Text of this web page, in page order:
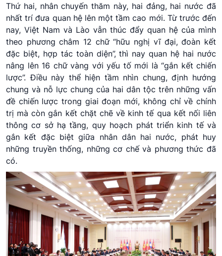
Thứ hai, nhân chuyến thăm này, hai đảng, hai nước đã
nhất trí đưa quan hệ lên một tầm cao mới. Từ trước đến
nay, Việt Nam và Lào vẫn thúc đẩy quan hệ của mình
theo phương châm 12 chữ “hữu nghị vĩ đại, đoàn kết
đặc biệt, hợp tác toàn diện”, thì nay quan hệ hai nước
nâng lên 16 chữ vàng với yếu tố mới là “gắn kết chiến
lược”. Điều này thể hiện tầm nhìn chung, định hướng
chung và nỗ lực chung của hai dân tộc trên những vấn
đề chiến lược trong giai đoạn mới, không chỉ về chính
trị mà còn gắn kết chặt chẽ về kinh tế qua kết nối liên
thông cơ sở hạ tầng, quy hoạch phát triển kinh tế và
gắn kết đặc biệt giữa nhân dân hai nước, phát huy
những truyền thống, những cơ chế và phương thức đã
có.